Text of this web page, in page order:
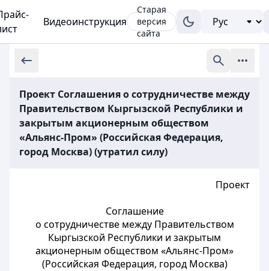
Видеоинструкция
Старая
версия
сайта
Проект Соглашения о сотрудничестве между
Правительством Кыргызской Республики и
закрытым акционерным обществом
«Альянс-Пром» (Российская Федерация,
город Москва) (утратил силу)
Проект
Соглашение
о сотрудничестве между Правительством
Кыргызской Республики и закрытым
акционерным обществом «Альянс-Пром»
(Российская Федерация, город Москва)